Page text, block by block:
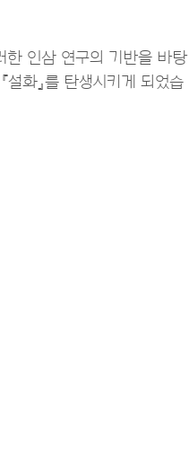
한 인삼 연구의 기반을 바탕
화』를 탄생시키게 되었습